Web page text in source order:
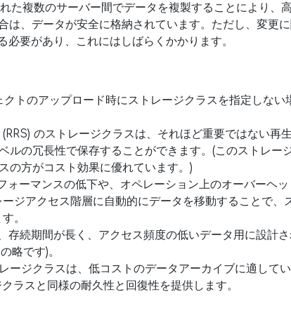
た複数のサーバー間でデータを複製することにより、
、データが安全に格納されています。ただし、変更に
要があり、これにはしばらくかかります。
トのアップロード時にストレージクラスを指定しない
のストレージクラスは、それほど重要ではない再
の冗長性で保存することができます。(このストレー
の方がコスト効果に優れています。)
ーマンスの低下や、オペレーション上のオーバーヘッ
ジアクセス階層に自動的にデータを移動することで、
。
存続期間が長く、アクセス頻度の低いデータ用に設計
略です)。
ージクラスは、低コストのデータアーカイブに適してい
ラスと同様の耐久性と回復性を提供します。